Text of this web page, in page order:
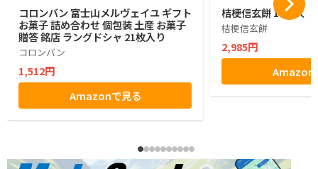
コロンバン 富士山メルヴェイユ ギフト
お菓子 詰め合わせ 個包装 土産 お菓子
贈答 銘店 ラングドシャ 21枚入り
コロンバン
1,512円
Amazonで見る
桔梗信玄餅 10個入
桔梗信玄餅
2,985円
Amazon